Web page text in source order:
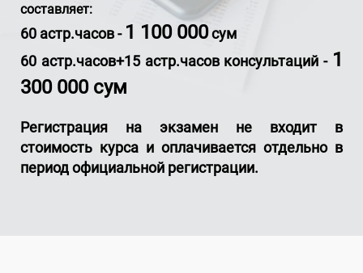
составляет:
60 астр.часов- 1 100 000сум
60 астр.часов+15 астр.часов консультаций - 1
300 000 сум
Регистрация на экзамен не входит в
стоимость курса и оплачивается отдельно в
период официальной регистрации.